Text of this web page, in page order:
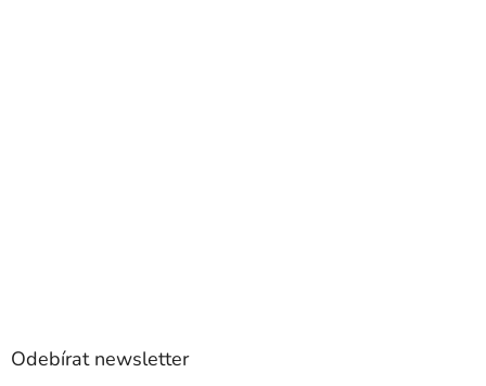
Odebírat newsletter